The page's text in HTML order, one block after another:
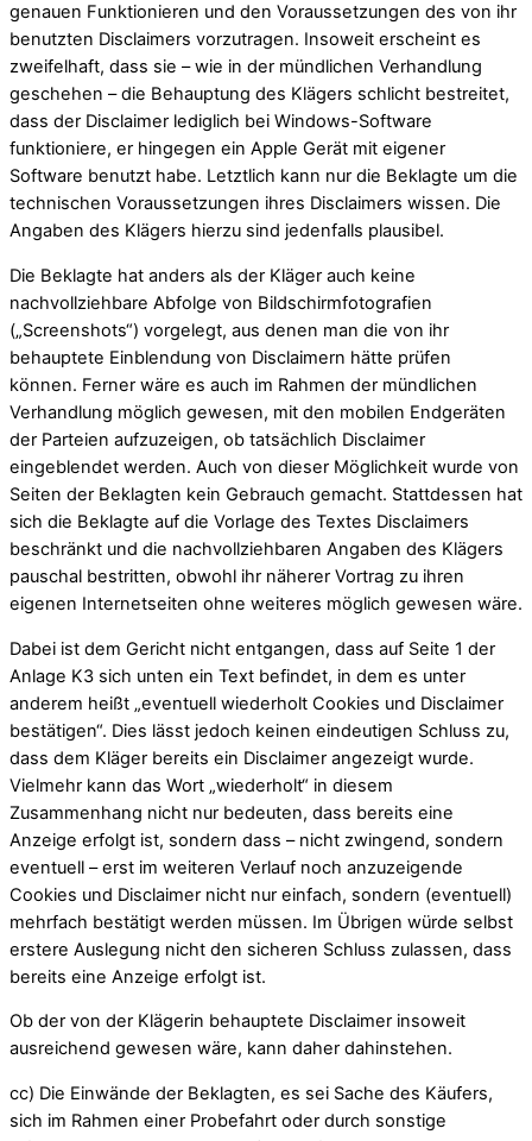
genauen Funktionieren und den Voraussetzungen des von ihr
benutzten Disclaimers vorzutragen. Insoweit erscheint es
zweifelhaft, dass sie – wie in der mündlichen Verhandlung
geschehen – die Behauptung des Klägers schlicht bestreitet,
dass der Disclaimer lediglich bei Windows-Software
funktioniere, er hingegen ein Apple Gerät mit eigener
Software benutzt habe. Letztlich kann nur die Beklagte um die
technischen Voraussetzungen ihres Disclaimers wissen. Die
Angaben des Klägers hierzu sind jedenfalls plausibel.
Die Beklagte hat anders als der Kläger auch keine
nachvollziehbare Abfolge von Bildschirmfotografien
(„Screenshots“) vorgelegt, aus denen man die von ihr
behauptete Einblendung von Disclaimern hätte prüfen
können. Ferner wäre es auch im Rahmen der mündlichen
Verhandlung möglich gewesen, mit den mobilen Endgeräten
der Parteien aufzuzeigen, ob tatsächlich Disclaimer
eingeblendet werden. Auch von dieser Möglichkeit wurde von
Seiten der Beklagten kein Gebrauch gemacht. Stattdessen hat
sich die Beklagte auf die Vorlage des Textes Disclaimers
beschränkt und die nachvollziehbaren Angaben des Klägers
pauschal bestritten, obwohl ihr näherer Vortrag zu ihren
eigenen Internetseiten ohne weiteres möglich gewesen wäre.
Dabei ist dem Gericht nicht entgangen, dass auf Seite 1 der
Anlage K3 sich unten ein Text befindet, in dem es unter
anderem heißt „eventuell wiederholt Cookies und Disclaimer
bestätigen“. Dies lässt jedoch keinen eindeutigen Schluss zu,
dass dem Kläger bereits ein Disclaimer angezeigt wurde.
Vielmehr kann das Wort „wiederholt“ in diesem
Zusammenhang nicht nur bedeuten, dass bereits eine
Anzeige erfolgt ist, sondern dass – nicht zwingend, sondern
eventuell – erst im weiteren Verlauf noch anzuzeigende
Cookies und Disclaimer nicht nur einfach, sondern (eventuell)
mehrfach bestätigt werden müssen. Im Übrigen würde selbst
erstere Auslegung nicht den sicheren Schluss zulassen, dass
bereits eine Anzeige erfolgt ist.
Ob der von der Klägerin behauptete Disclaimer insoweit
ausreichend gewesen wäre, kann daher dahinstehen.
cc) Die Einwände der Beklagten, es sei Sache des Käufers,
sich im Rahmen einer Probefahrt oder durch sonstige